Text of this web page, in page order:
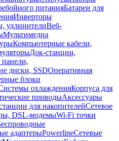
питанияБатареи для
Инверторы
удлинителиВеб-
Мультимедиа
Компьютерные кабели,
Док-станции,
диски, SSDОперативная
блоки
охлажденияКорпуса для
приводыАксессуары
для накопителейСетевое
DSL-модемыWi-Fi точки
адаптерыPowerlineСетевые